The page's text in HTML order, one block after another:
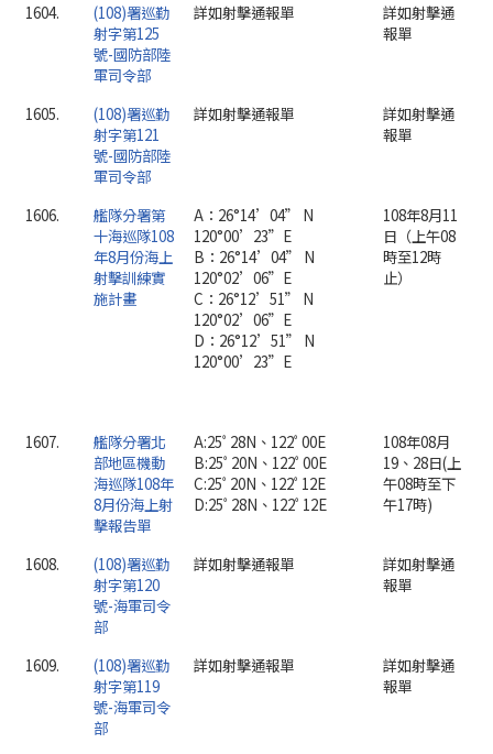
1604.
(108)署巡勤
射字第125
號-國防部陸
軍司令部
詳如射擊通報單
詳如射擊通
報單
1605.
(108)署巡勤
射字第121
號-國防部陸
軍司令部
詳如射擊通報單
詳如射擊通
報單
1606.
艦隊分署第
十海巡隊108
年8月份海上
射擊訓練實
施計畫
A：26°14’04” N
120°00’23”E
B：26°14’04” N
120°02’06”E
C：26°12’51” N
120°02’06”E
D：26°12’51” N
120°00’23”E
108年8月11
日（上午08
時至12時
止）
1607.
艦隊分署北
部地區機動
海巡隊108年
8月份海上射
擊報告單
A:25ﾟ28N、122ﾟ00E
B:25ﾟ20N、122ﾟ00E
C:25ﾟ20N、122ﾟ12E
D:25ﾟ28N、122ﾟ12E
108年08月
19、28日(上
午08時至下
午17時)
1608.
(108)署巡勤
射字第120
號-海軍司令
部
詳如射擊通報單
詳如射擊通
報單
1609.
(108)署巡勤
射字第119
號-海軍司令
部
詳如射擊通報單
詳如射擊通
報單